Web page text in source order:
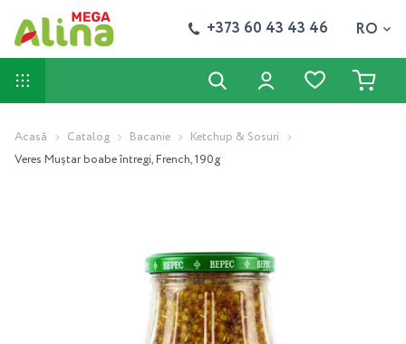
+373 60 43 43 46 RO
Acasă Catalog Bacanie
Ketchup & Sosuri
Veres Muștar boabe întregi, French, 190g